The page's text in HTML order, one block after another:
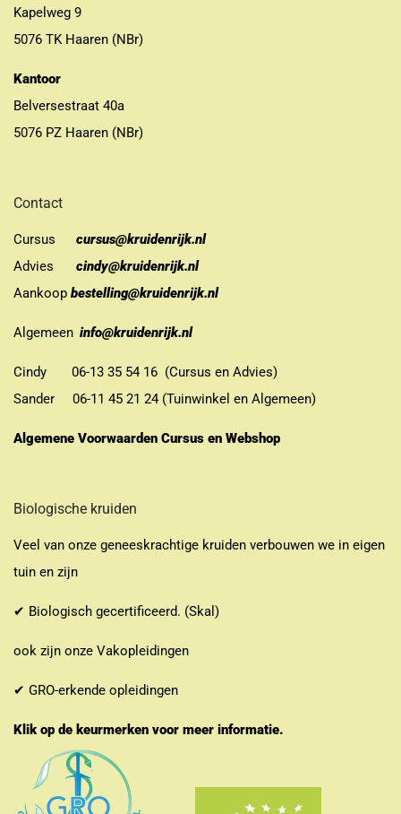
Kapelweg 9
5076 TK Haaren (NBr)
Kantoor
Belversestraat 40a
5076 PZ Haaren (NBr)
Contact
Cursus
cursus@kruidenrijk.nl
Advies
cindy@kruidenrijk.nl
Aankoop bestelling@kruidenrijk.nl
Algemeen info@kruidenrijk.nl
Cindy 06-13 35 54 16 (Cursus en Advies)
Sander 06-11 45 21 24 (Tuinwinkel en Algemeen)
Algemene Voorwaarden Cursus en Webshop
Biologische kruiden
Veel van onze geneeskrachtige kruiden verbouwen we in eigen
tuin en zijn
✔ Biologisch gecertificeerd. (Skal)
ook zijn onze Vakopleidingen
✔ GRO-erkende opleidingen
Klik op de keurmerken voor meer informatie.